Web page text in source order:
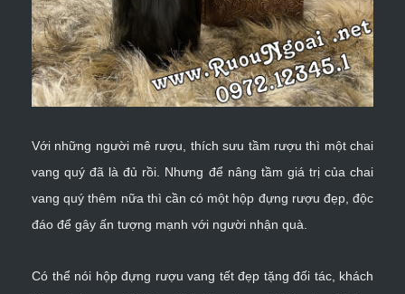
Với những người mê rượu, thích sưu tầm rượu thì một chai
vang quý đã là đủ rồi. Nhưng để nâng tầm giá trị của chai
vang quý thêm nữa thì cần có một hộp đựng rượu đẹp, độc
đáo để gây ấn tượng mạnh với người nhận quà.
Có thể nói hộp đựng rượu vang tết đẹp tặng đối tác, khách